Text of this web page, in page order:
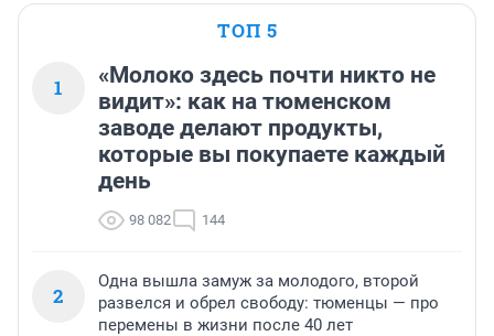
ТОП 5
1
«Молоко здесь почти никто не
видит»: как на тюменском
заводе делают продукты,
которые вы покупаете каждый
день
98 082 144
2
Одна вышла замуж за молодого, второй
развелся и обрел свободу: тюменцы — про
перемены в жизни после 40 лет